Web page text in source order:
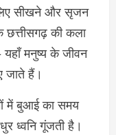
लिए सीखने और सृजन
छत्तीसगढ़ की कला
मनुष्य के जीवन
जाते हैं।
में बुआई का समय
ध्वनि गूंजती है।